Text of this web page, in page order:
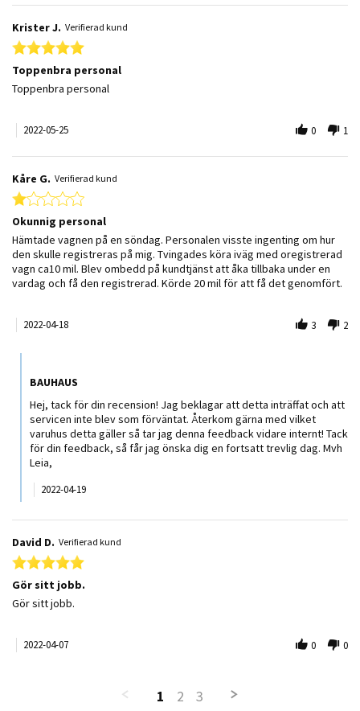
Krister J. Verifierad kund
5.0 star rating
Toppenbra personal
Review by Krister J. on 25 May 2022
review stating Toppenbra personal
Toppenbra personal
2022-05-25 0 1
Kåre G. Verifierad kund
1.0 star rating
Okunnig personal
Review by Kåre G. on 18 Apr 2022
review stating Okunnig personal
Hämtade vagnen på en söndag. Personalen visste ingenting om hur
den skulle registreras på mig. Tvingades köra iväg med oregistrerad
vagn ca10 mil. Blev ombedd på kundtjänst att åka tillbaka under en
vardag och få den registrerad. Körde 20 mil för att få det genomfört.
2022-04-18 3 2
BAUHAUS
Hej, tack för din recension! Jag beklagar att detta inträffat och att
servicen inte blev som förväntat. Återkom gärna med vilket
varuhus detta gäller så tar jag denna feedback vidare internt! Tack
för din feedback, så får jag önska dig en fortsatt trevlig dag. Mvh
Leia,
2022-04-19
David D. Verifierad kund
5.0 star rating
Gör sitt jobb.
Review by David D. on 7 Apr 2022
review stating Gör sitt jobb.
Gör sitt jobb.
2022-04-07 0 0
1 2 3